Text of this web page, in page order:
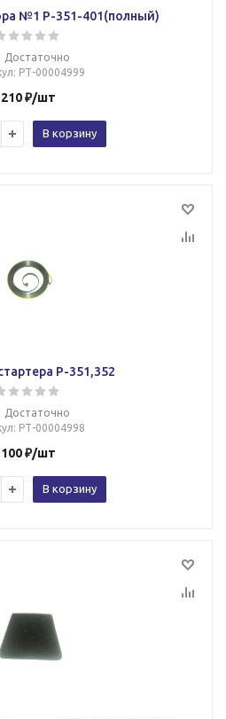
№1 Р-351-401(полный)
Достаточно
: РТ-00004999
210₽/шт
В корзину
Р-351,352
Достаточно
: РТ-00004998
100₽/шт
В корзину